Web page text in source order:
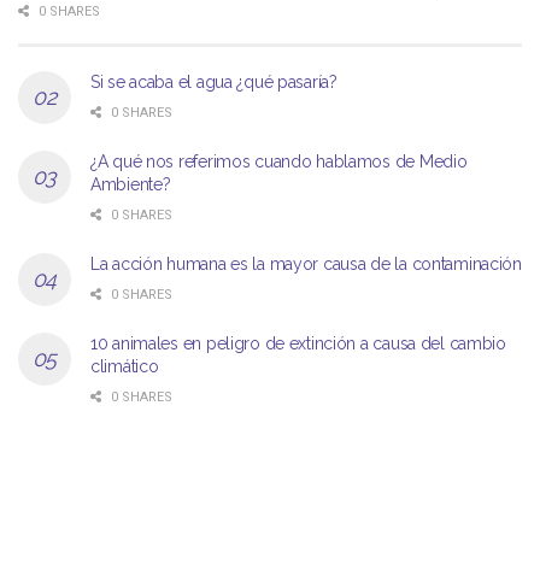
0 SHARES
Si se acaba el agua ¿qué pasaría?
0 SHARES
¿A qué nos referimos cuando hablamos de Medio
Ambiente?
0 SHARES
La acción humana es la mayor causa de la contaminación
0 SHARES
10 animales en peligro de extinción a causa del cambio
climático
0 SHARES